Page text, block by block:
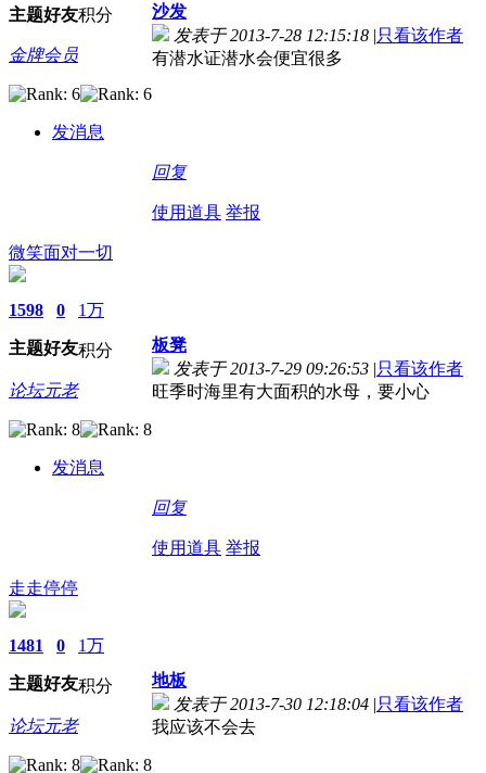
主题好友积分
金牌会员
发消息
沙发
发表于 2013-7-28 12:15:18 |只看该作者
有潜水证潜水会便宜很多
回复
使用道具 举报
微笑面对一切
1598
主题
0
好友
1万
积分
论坛元老
发消息
板凳
发表于 2013-7-29 09:26:53 |只看该作者
旺季时海里有大面积的水母，要小心
回复
使用道具 举报
走走停停
1481
主题
0
好友
1万
积分
论坛元老
地板
发表于 2013-7-30 12:18:04 |只看该作者
我应该不会去